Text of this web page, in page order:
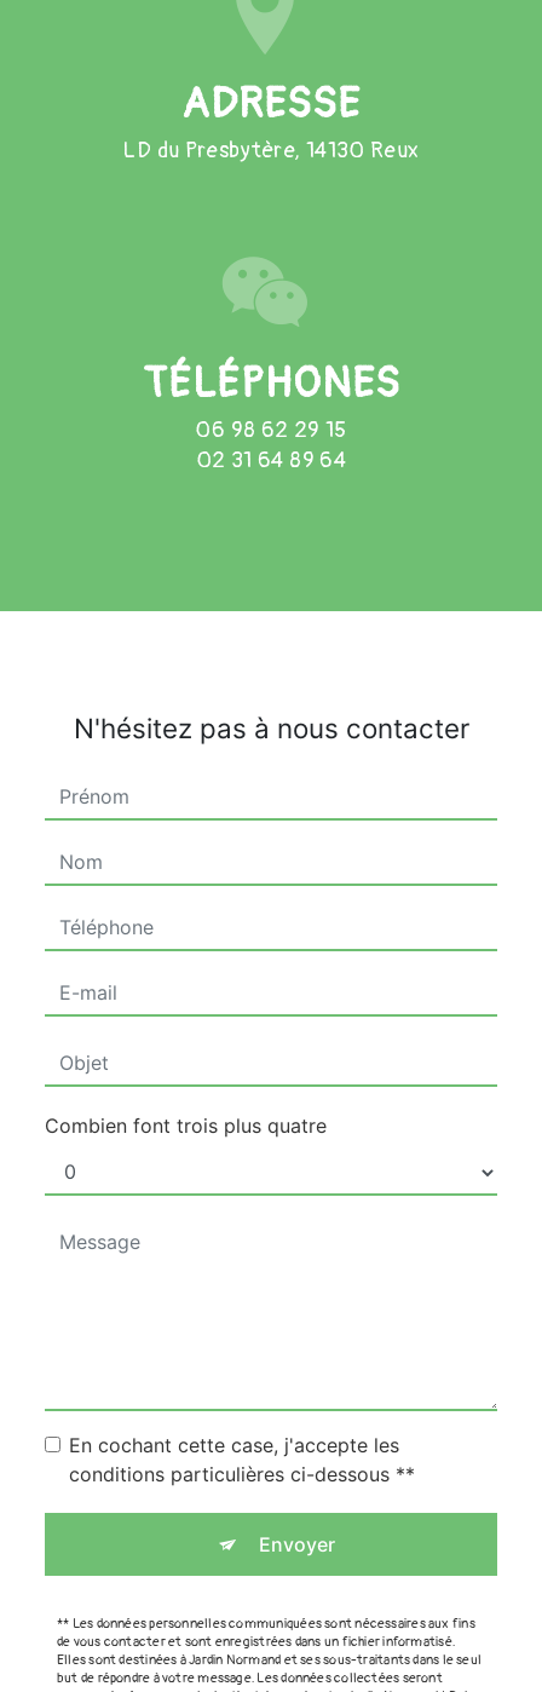
ADRESSE
LD du Presbytère, 14130 Reux
TÉLÉPHONES
06 98 62 29 15
02 31 64 89 64
N'hésitez pas à nous contacter
Combien font trois plus quatre
En cochant cette case, j'accepte les
conditions particulières ci-dessous **
Envoyer
** Les données personnelles communiquées sont nécessaires aux fins
de vous contacter et sont enregistrées dans un fichier informatisé.
Elles sont destinées à Jardin Normand et ses sous-traitants dans le seul
but de répondre à votre message. Les données collectées seront